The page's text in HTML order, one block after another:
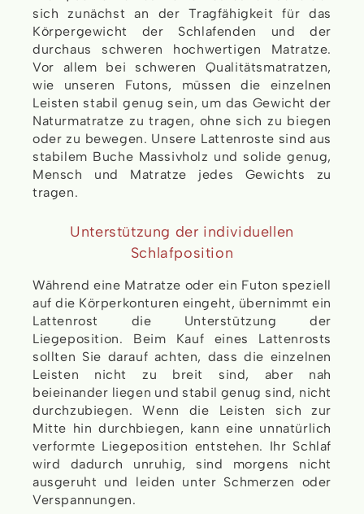
sich zunächst an der Tragfähigkeit für das
Körpergewicht der Schlafenden und der
durchaus schweren hochwertigen Matratze.
Vor allem bei schweren Qualitätsmatratzen,
wie unseren Futons, müssen die einzelnen
Leisten stabil genug sein, um das Gewicht der
Naturmatratze zu tragen, ohne sich zu biegen
oder zu bewegen. Unsere Lattenroste sind aus
stabilem Buche Massivholz und solide genug,
Mensch und Matratze jedes Gewichts zu
tragen.
Unterstützung der individuellen
Schlafposition
Während eine Matratze oder ein Futon speziell
auf die Körperkonturen eingeht, übernimmt ein
Lattenrost die Unterstützung der
Liegeposition. Beim Kauf eines Lattenrosts
sollten Sie darauf achten, dass die einzelnen
Leisten nicht zu breit sind, aber nah
beieinander liegen und stabil genug sind, nicht
durchzubiegen. Wenn die Leisten sich zur
Mitte hin durchbiegen, kann eine unnatürlich
verformte Liegeposition entstehen. Ihr Schlaf
wird dadurch unruhig, sind morgens nicht
ausgeruht und leiden unter Schmerzen oder
Verspannungen.